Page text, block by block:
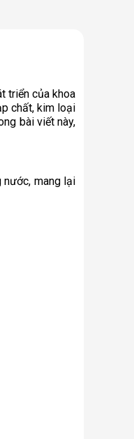
triển của khoa
chất, kim loại
bài viết này,
nước, mang lại